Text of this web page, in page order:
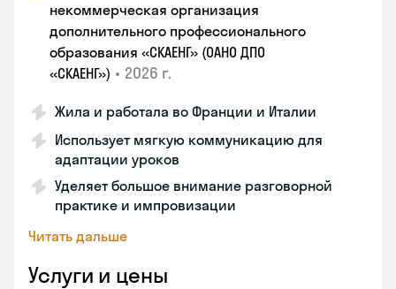
некоммерческая организация
дополнительного профессионального
образования «СКАЕНГ» (ОАНО ДПО
«СКАЕНГ») • 2026 г.
Жила и работала во Франции и Италии
Использует мягкую коммуникацию для
адаптации уроков
Уделяет большое внимание разговорной
практике и импровизации
Читать дальше
Услуги и цены